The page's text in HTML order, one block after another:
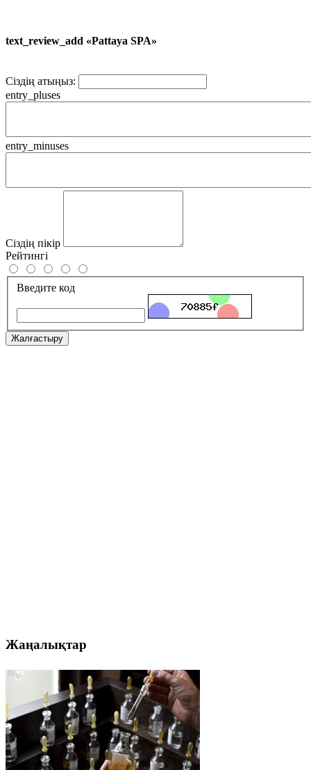
text_review_add «Pattaya SPA»
Сіздің атыңыз:
entry_pluses
entry_minuses
Сіздің пікір
Рейтингі
Введите код
Жалғастыру
Жаңалықтар